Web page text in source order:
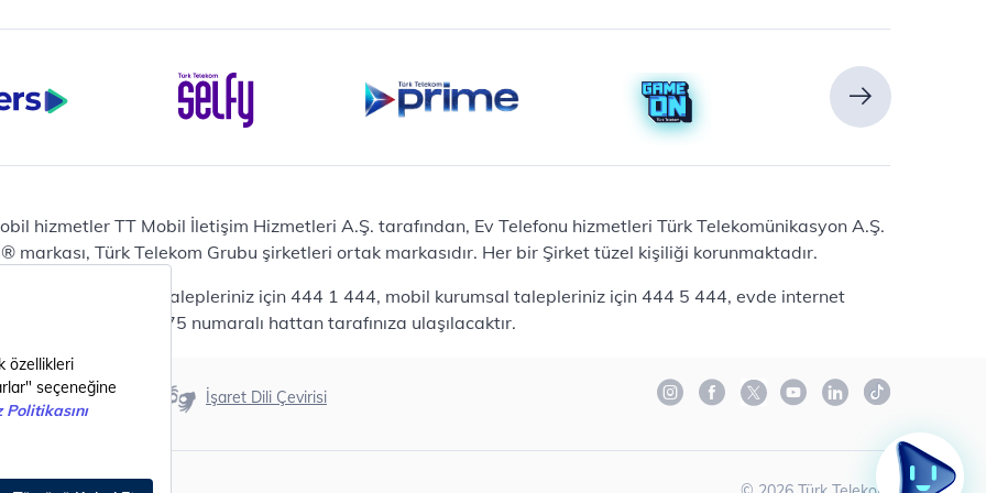
Tarife
Casper Nirvana C370
Notebook
Ev Telefonu
Panasonic TGB610
Modem ve Wi-Fi
Zyxel DX3300 Wi-Fi 6
Premium VDSL Modem
Samsung Buds2 Pro
Samsung Galaxy Watch 6
hizmetler TT Mobil İletişim Hizmetleri A.Ş. tarafından, Ev Telefonu hizmetleri Türk Telekomünikasyon A.Ş.
markası, Türk Telekom Grubu şirketleri ortak markasıdır. Her bir Şirket tüzel kişiliği korunmaktadır.
mobil bireysel talepleriniz için 444 1 444, mobil kurumsal talepleriniz için 444 5 444, evde internet
için 444 0375 numaralı hattan tarafınıza ulaşılacaktır.
Erişilebilirlik İşaret Dili Çevirisi